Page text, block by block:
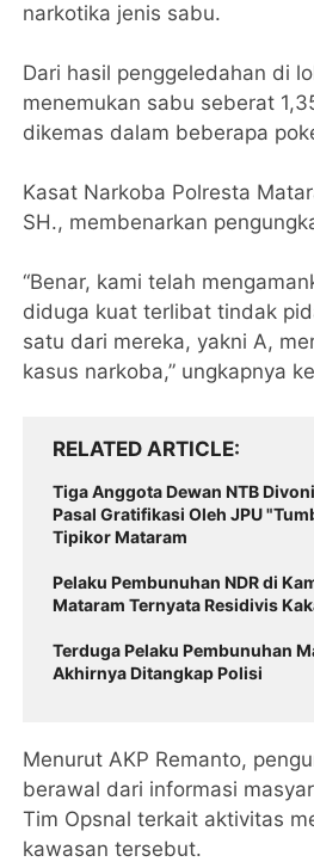
narkotika jenis sabu.
Dari hasil penggeledahan di
menemukan sabu seberat
dikemas dalam beberapa
‎Kasat Narkoba Polresta
SH., membenarkan
“Benar, kami telah
diduga kuat terlibat tindak
satu dari mereka, yakni A,
kasus narkoba,” ungkapnya
RELATED ARTICLE
Tiga Anggota Dewan NTB
Pasal Gratifikasi Oleh JPU
Tipikor Mataram
Pelaku Pembunuhan NDR di
Mataram Ternyata Residivis
Terduga Pelaku Pembunuhan
Akhirnya Ditangkap Polisi
‎Menurut AKP Remanto,
berawal dari informasi
Tim Opsnal terkait aktivitas
kawasan tersebut.